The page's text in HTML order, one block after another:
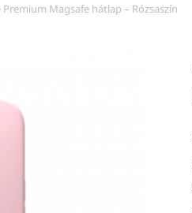
Magsafe hátlap – Rózsaszín